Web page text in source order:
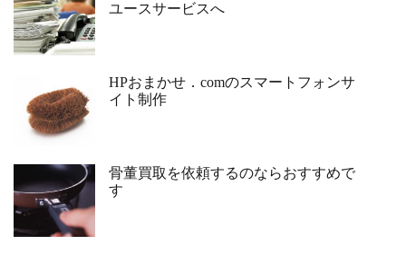
ユースサービスへ
HPおまかせ．comのスマートフォンサ
イト制作
骨董買取を依頼するのならおすすめで
す